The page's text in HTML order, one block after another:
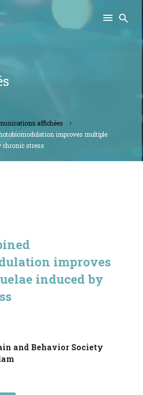
affichées
chronic stress
improves
induced by
and Behavior Society